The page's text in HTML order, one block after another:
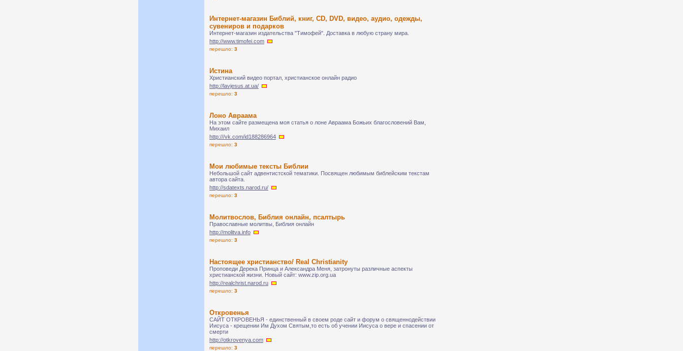
Интернет-магазин Библий, книг, CD, DVD, видео, аудио, одежды,
сувениров и подарков
Интернет-магазин издательства "Тимофей". Доставка в любую страну мира.
http://www.timofei.com
перешло: 3
Истина
Христианский видео портал, христианское онлайн радио
http://lavjesus.at.ua/
перешло: 3
Лоно Авраама
На этом сайте размещена моя статья о лоне Авраама Божьих благословений Вам,
Михаил
http:///vk.com/id188286964
перешло: 3
Мои любимые тексты Библии
Небольшой сайт адвентистской тематики. Посвящен любимым библейским текстам
автора сайта.
http://sdatexts.narod.ru/
перешло: 3
Молитвослов, Библия онлайн, псалтырь
Православные молитвы, Библия онлайн
http://molitva.info
перешло: 3
Настоящее христианство/ Real Christianity
Проповеди Дерека Принца и Александра Меня, затронуты различные аспекты
христианской жизни. Новый сайт: www.zip.org.ua
http://realchrist.narod.ru
перешло: 3
Откровенья
САЙТ ОТКРОВЕНЬЯ - единственный в своем роде сайт и форум о священнодействии
Иисуса - крещении Им Духом Святым,то есть об учении Иисуса о вере и спасении от
смерти
http://otkrovenya.com
перешло: 3